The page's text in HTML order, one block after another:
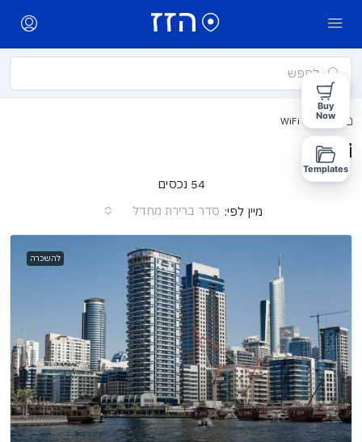
בית WiFi
WiFi
54 נכסים
מיין לפי: סדר ברירת מחדל
להשכרה
Buy
Now
Templates